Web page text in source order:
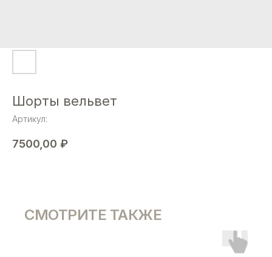
Шорты вельвет
Артикул:
7500,00 ₽
СМОТРИТЕ ТАКЖЕ